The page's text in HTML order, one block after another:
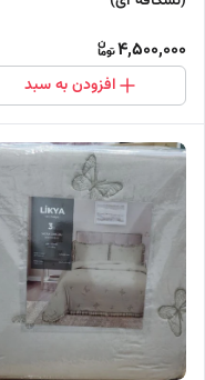
4,500,000
افزودن به سبد